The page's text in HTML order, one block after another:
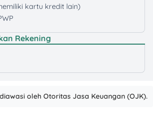
kartu kredit lain)
Rekening
oleh Otoritas Jasa Keuangan (OJK).